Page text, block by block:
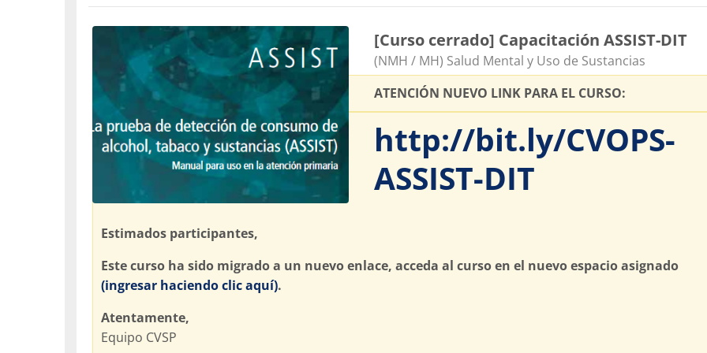
[Curso cerrado] Capacitación ASSIST-DIT
Catégorie de cours
(NMH / MH) Salud Mental y Uso de Sustancias
ATENCIÓN NUEVO LINK PARA EL CURSO:
http://bit.ly/CVOPS-
ASSIST-DIT
Estimados participantes,
Este curso ha sido migrado a un nuevo enlace, acceda al curso en el nuevo espacio asignado
(ingresar haciendo clic aquí).
Atentamente,
Equipo CVSP